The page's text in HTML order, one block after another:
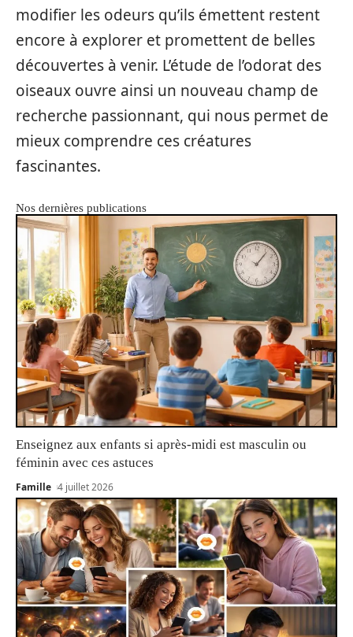
modifier les odeurs qu’ils émettent restent
encore à explorer et promettent de belles
découvertes à venir. L’étude de l’odorat des
oiseaux ouvre ainsi un nouveau champ de
recherche passionnant, qui nous permet de
mieux comprendre ces créatures
fascinantes.
Nos dernières publications
Enseignez aux enfants si après-midi est masculin ou
féminin avec ces astuces
Famille 4 juillet 2026